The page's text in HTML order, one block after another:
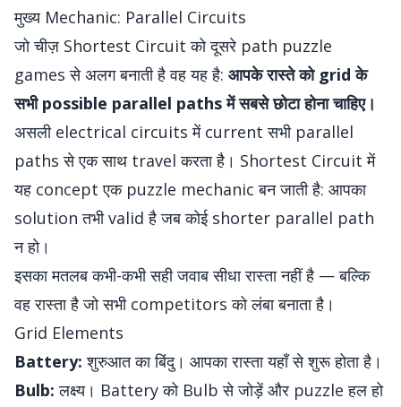
मुख्य Mechanic: Parallel Circuits
जो चीज़ Shortest Circuit को दूसरे path puzzle
games से अलग बनाती है वह यह है: आपके रास्ते को grid के
सभी possible parallel paths में सबसे छोटा होना चाहिए।
असली electrical circuits में current सभी parallel
paths से एक साथ travel करता है। Shortest Circuit में
यह concept एक puzzle mechanic बन जाती है: आपका
solution तभी valid है जब कोई shorter parallel path
न हो।
इसका मतलब कभी-कभी सही जवाब सीधा रास्ता नहीं है — बल्कि
वह रास्ता है जो सभी competitors को लंबा बनाता है।
Grid Elements
Battery: शुरुआत का बिंदु। आपका रास्ता यहाँ से शुरू होता है।
Bulb: लक्ष्य। Battery को Bulb से जोड़ें और puzzle हल हो